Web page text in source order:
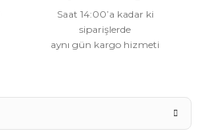
Saat 14:00’a kadar ki
siparişlerde
aynı gün kargo hizmeti